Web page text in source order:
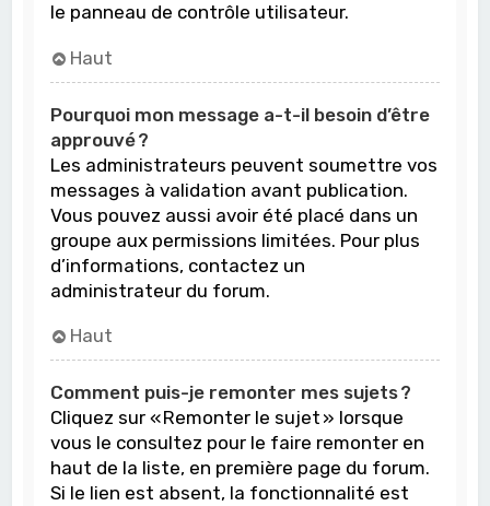
le panneau de contrôle utilisateur.
Haut
Pourquoi mon message a-t-il besoin d’être
approuvé ?
Les administrateurs peuvent soumettre vos
messages à validation avant publication.
Vous pouvez aussi avoir été placé dans un
groupe aux permissions limitées. Pour plus
d’informations, contactez un
administrateur du forum.
Haut
Comment puis-je remonter mes sujets ?
Cliquez sur « Remonter le sujet » lorsque
vous le consultez pour le faire remonter en
haut de la liste, en première page du forum.
Si le lien est absent, la fonctionnalité est